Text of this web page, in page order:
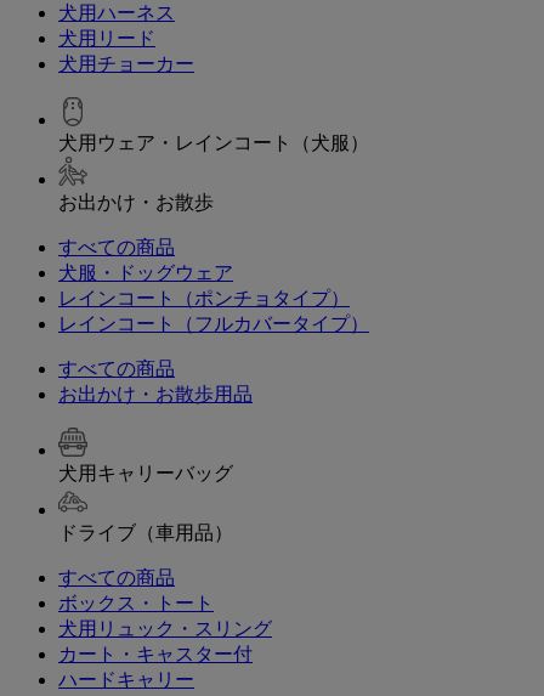
犬用ハーネス
犬用リード
犬用チョーカー
犬用ウェア・レインコート（犬服）
お出かけ・お散歩
すべての商品
犬服・ドッグウェア
レインコート（ポンチョタイプ）
レインコート（フルカバータイプ）
すべての商品
お出かけ・お散歩用品
犬用キャリーバッグ
ドライブ（車用品）
すべての商品
ボックス・トート
犬用リュック・スリング
カート・キャスター付
ハードキャリー